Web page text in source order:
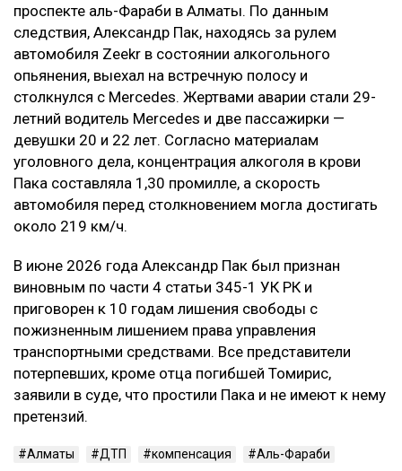
проспекте аль-Фараби в Алматы. По данным
следствия, Александр Пак, находясь за рулем
автомобиля Zeekr в состоянии алкогольного
опьянения, выехал на встречную полосу и
столкнулся с Mercedes. Жертвами аварии стали 29-
летний водитель Mercedes и две пассажирки —
девушки 20 и 22 лет. Согласно материалам
уголовного дела, концентрация алкоголя в крови
Пака составляла 1,30 промилле, а скорость
автомобиля перед столкновением могла достигать
около 219 км/ч.
В июне 2026 года Александр Пак был признан
виновным по части 4 статьи 345-1 УК РК и
приговорен к 10 годам лишения свободы с
пожизненным лишением права управления
транспортными средствами. Все представители
потерпевших, кроме отца погибшей Томирис,
заявили в суде, что простили Пака и не имеют к нему
претензий.
Алматы ДТП компенсация Аль-Фараби